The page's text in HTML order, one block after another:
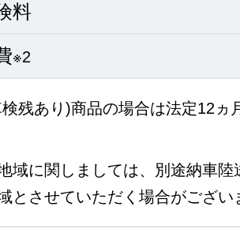
料
※2
残あり)商品の場合は法定12ヵ
域に関しましては、別途納車
とさせていただく場合がござい